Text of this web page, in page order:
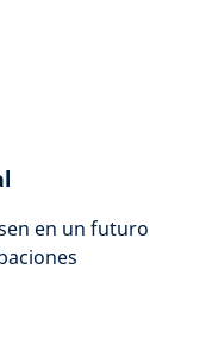
en un futuro